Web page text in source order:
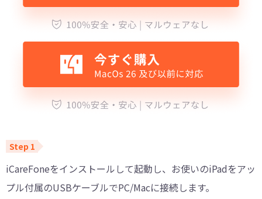
iCareFoneをインストールして起動し、お使いのiPadをアッ
プル付属のUSBケーブルでPC/Macに接続します。